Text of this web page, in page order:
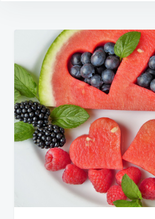
Navigace
pro
příspěvek